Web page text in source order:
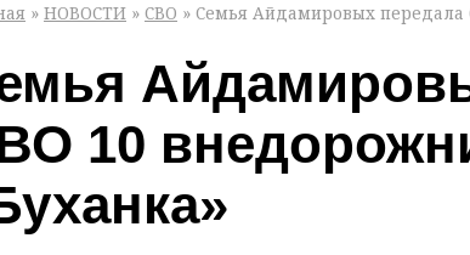
» НОВОСТИ » СВО » Семья Айдамировых передала
10